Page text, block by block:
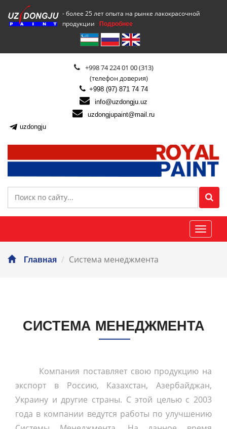
- более 25 лет опыта на рынке лакокрасочной
продукции
Подробнее
+998 74 224 01 00 (313)
(телефон доверия)
+998 (97) 871 74 74
info@uzdongju.uz
uzdongjupaint@mail.ru
uzdongju
Главная Система менеджмента
СИСТЕМА МЕНЕДЖМЕНТА
Компания поставляет свою продукцию на
экспорт в Россию, Казахстан, Азербайджан,
Украину и другие страны. С этой целью с 2003
года в компании ведутся работы по улучшению